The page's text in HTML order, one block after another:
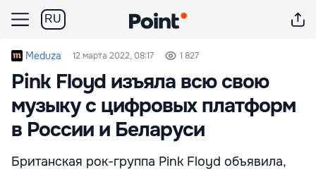
RU
Meduza 12 марта 2022, 08:17 1 827
Pink Floyd изъяла всю свою
музыку с цифровых платформ
в России и Беларуси
Британская рок-группа Pink Floyd объявила,